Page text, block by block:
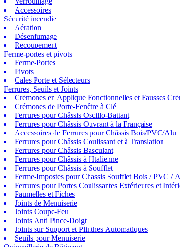
Accessoires
Sécurité incendie
Aération
Désenfumage
Recoupement
Ferme-portes et pivots
Ferme-Portes
Pivots
Cales Porte et Sélecteurs
Ferrures, Seuils et Joints
Crémones en Applique Fonctionnelles et Fausses
Crémones de Porte-Fenêtre à Clé
Ferrures pour Châssis Oscillo-Battant
Ferrures pour Châssis Ouvrant à la Française
Accessoires de Ferrures pour Châssis Bois/PVC/Alu
Ferrures pour Châssis Coulissant et à Translation
Ferrures pour Châssis Basculant
Ferrures pour Châssis à l'Italienne
Ferrures pour Châssis à Soufflet
Ferme-Impostes pour Chassis Soufflet Bois / PVC /
Ferrures pour Portes Coulissantes Extérieures et
Paumelles et Fiches
Joints de Menuiserie
Joints Coupe-Feu
Joints Anti Pince-Doigt
Joints sur Support et Plinthes Automatiques
Seuils pour Menuiserie